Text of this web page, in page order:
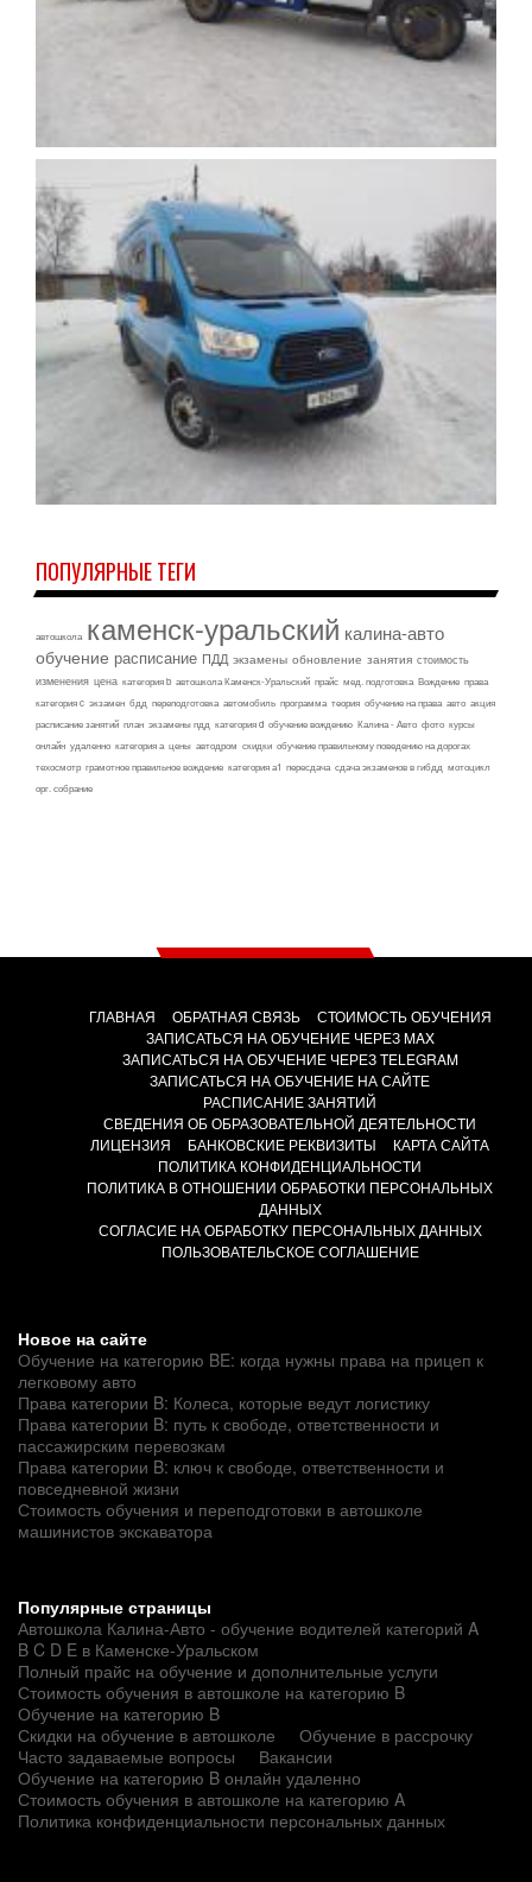
ПОПУЛЯРНЫЕ ТЕГИ
автошкола каменск-уральский калина-авто
обучение расписание ПДД экзамены обновление занятия стоимость
изменения цена категория b автошкола Каменск-Уральский прайс мед. подготовка Вождение права
категория c экзамен бдд переподготовка автомобиль программа теория обучение на права авто акция
расписание занятий план экзамены пдд категория d обучение вождению Калина - Авто фото курсы
онлайн удаленно категория а цены автодром скидки обучение правильному поведению на дорогах
техосмотр грамотное правильное вождение категория а1 пересдача сдача экзаменов в гибдд мотоцикл
орг. собрание
ГЛАВНАЯ ОБРАТНАЯ СВЯЗЬ
СТОИМОСТЬ ОБУЧЕНИЯ
ЗАПИСАТЬСЯ НА ОБУЧЕНИЕ ЧЕРЕЗ MAX
ЗАПИСАТЬСЯ НА ОБУЧЕНИЕ ЧЕРЕЗ TELEGRAM
ЗАПИСАТЬСЯ НА ОБУЧЕНИЕ НА САЙТЕ
РАСПИСАНИЕ ЗАНЯТИЙ
СВЕДЕНИЯ ОБ ОБРАЗОВАТЕЛЬНОЙ ДЕЯТЕЛЬНОСТИ
ЛИЦЕНЗИЯ
БАНКОВСКИЕ РЕКВИЗИТЫ
КАРТА САЙТА
ПОЛИТИКА КОНФИДЕНЦИАЛЬНОСТИ
ПОЛИТИКА В ОТНОШЕНИИ ОБРАБОТКИ ПЕРСОНАЛЬНЫХ
ДАННЫХ
СОГЛАСИЕ НА ОБРАБОТКУ ПЕРСОНАЛЬНЫХ ДАННЫХ
ПОЛЬЗОВАТЕЛЬСКОЕ СОГЛАШЕНИЕ
Новое на сайте
Обучение на категорию BE: когда нужны права на прицеп к
легковому авто
Права категории B: Колеса, которые ведут логистику
Права категории B: путь к свободе, ответственности и
пассажирским перевозкам
Права категории B: ключ к свободе, ответственности и
повседневной жизни
Стоимость обучения и переподготовки в автошколе
машинистов экскаватора
Популярные страницы
Автошкола Калина-Авто - обучение водителей категорий A
B C D E в Каменске-Уральском
Полный прайс на обучение и дополнительные услуги
Стоимость обучения в автошколе на категорию B
Обучение на категорию B
Скидки на обучение в автошколе
Обучение в рассрочку
Часто задаваемые вопросы
Вакансии
Обучение на категорию B онлайн удаленно
Стоимость обучения в автошколе на категорию A
Политика конфиденциальности персональных данных